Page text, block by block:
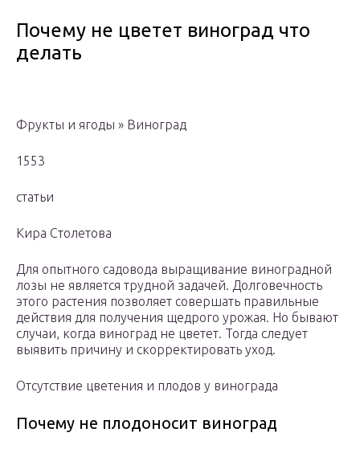
Почему не цветет виноград что
делать
Фрукты и ягоды » Виноград
1553
статьи
Кира Столетова
Для опытного садовода выращивание виноградной
лозы не является трудной задачей. Долговечность
этого растения позволяет совершать правильные
действия для получения щедрого урожая. Но бывают
случаи, когда виноград не цветет. Тогда следует
выявить причину и скорректировать уход.
Отсутствие цветения и плодов у винограда
Почему не плодоносит виноград